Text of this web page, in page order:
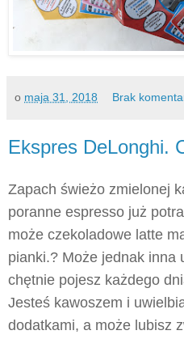
o maja 31, 2018 Brak
Ekspres DeLonghi.
Zapach świeżo zmielonej
poranne espresso już
może czekoladowe latte
pianki.? Może jednak inna
chętnie pojesz każdego
Jesteś kawoszem i
dodatkami, a może lubisz